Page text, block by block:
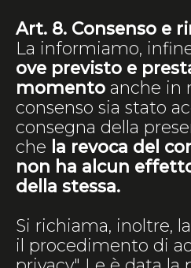
Art. 8. Consenso e
La informiamo,
ove previsto e
momento anche in
consenso sia stato
consegna della
che la revoca del
non ha alcun
della stessa.
Si richiama, inoltre,
il procedimento di